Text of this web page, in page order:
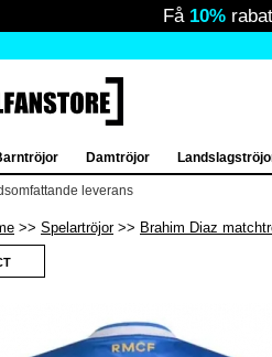
Få 10%
Damtröjor
leverans
Spelartröjor Brahim Diaz